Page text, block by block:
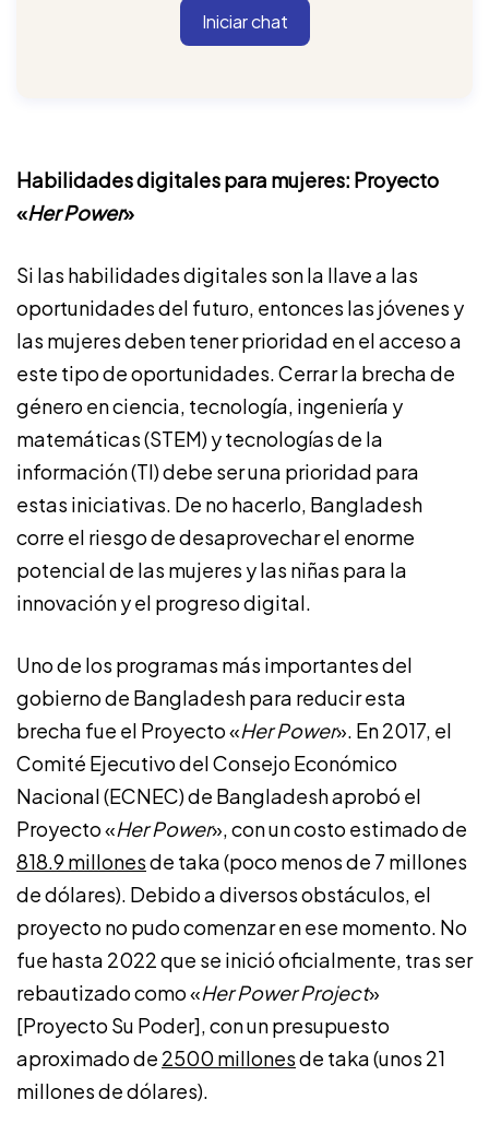
Iniciar chat
Habilidades digitales para mujeres: Proyecto
«Her Power»
Si las habilidades digitales son la llave a las
oportunidades del futuro, entonces las jóvenes y
las mujeres deben tener prioridad en el acceso a
este tipo de oportunidades. Cerrar la brecha de
género en ciencia, tecnología, ingeniería y
matemáticas (STEM) y tecnologías de la
información (TI) debe ser una prioridad para
estas iniciativas. De no hacerlo, Bangladesh
corre el riesgo de desaprovechar el enorme
potencial de las mujeres y las niñas para la
innovación y el progreso digital.
Uno de los programas más importantes del
gobierno de Bangladesh para reducir esta
brecha fue el Proyecto «Her Power». En 2017, el
Comité Ejecutivo del Consejo Económico
Nacional (ECNEC) de Bangladesh aprobó el
Proyecto «Her Power», con un costo estimado de
818.9 millonesde taka (poco menos de 7 millones
de dólares). Debido a diversos obstáculos, el
proyecto no pudo comenzar en ese momento. No
fue hasta 2022 que se inició oficialmente, tras ser
rebautizado como «Her Power Project»
[Proyecto Su Poder], con un presupuesto
aproximado de 2500 millonesde taka (unos 21
millones de dólares).